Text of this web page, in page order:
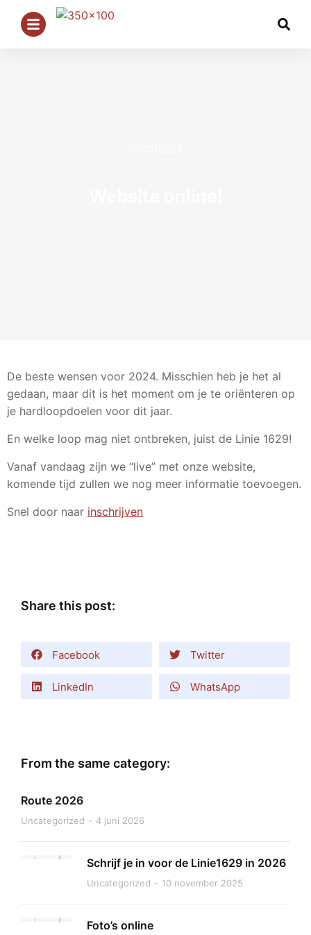
De beste wensen voor 2024. Misschien heb je het al
gedaan, maar dit is het moment om je te oriënteren op
je hardloopdoelen voor dit jaar.
En welke loop mag niet ontbreken, juist de Linie 1629!
Vanaf vandaag zijn we “live” met onze website,
komende tijd zullen we nog meer informatie toevoegen.
Snel door naar inschrijven
Share this post:
Facebook Twitter
LinkedIn WhatsApp
From the same category:
Route 2026
Uncategorized 4 juni 2026
Schrijf je in voor de Linie1629 in 2026
Uncategorized 10 november 2025
Foto’s online